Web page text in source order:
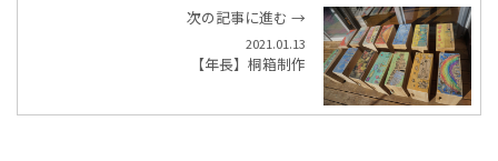
次の記事に進む →
2021.01.13
【年長】桐箱制作